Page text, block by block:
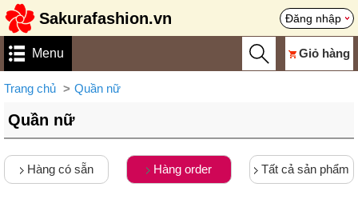
Sakurafashion.vn Đăng nhập
Menu Giỏ hàng
Trang chủ Quần nữ
Quần nữ
Hàng có sẵn Hàng order Tất cả sản phẩm